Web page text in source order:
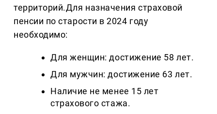
территорий.Для назначения страховой
пенсии по старости в 2024 году
необходимо:
Для женщин: достижение 58 лет.
Для мужчин: достижение 63 лет.
Наличие не менее 15 лет
страхового стажа.